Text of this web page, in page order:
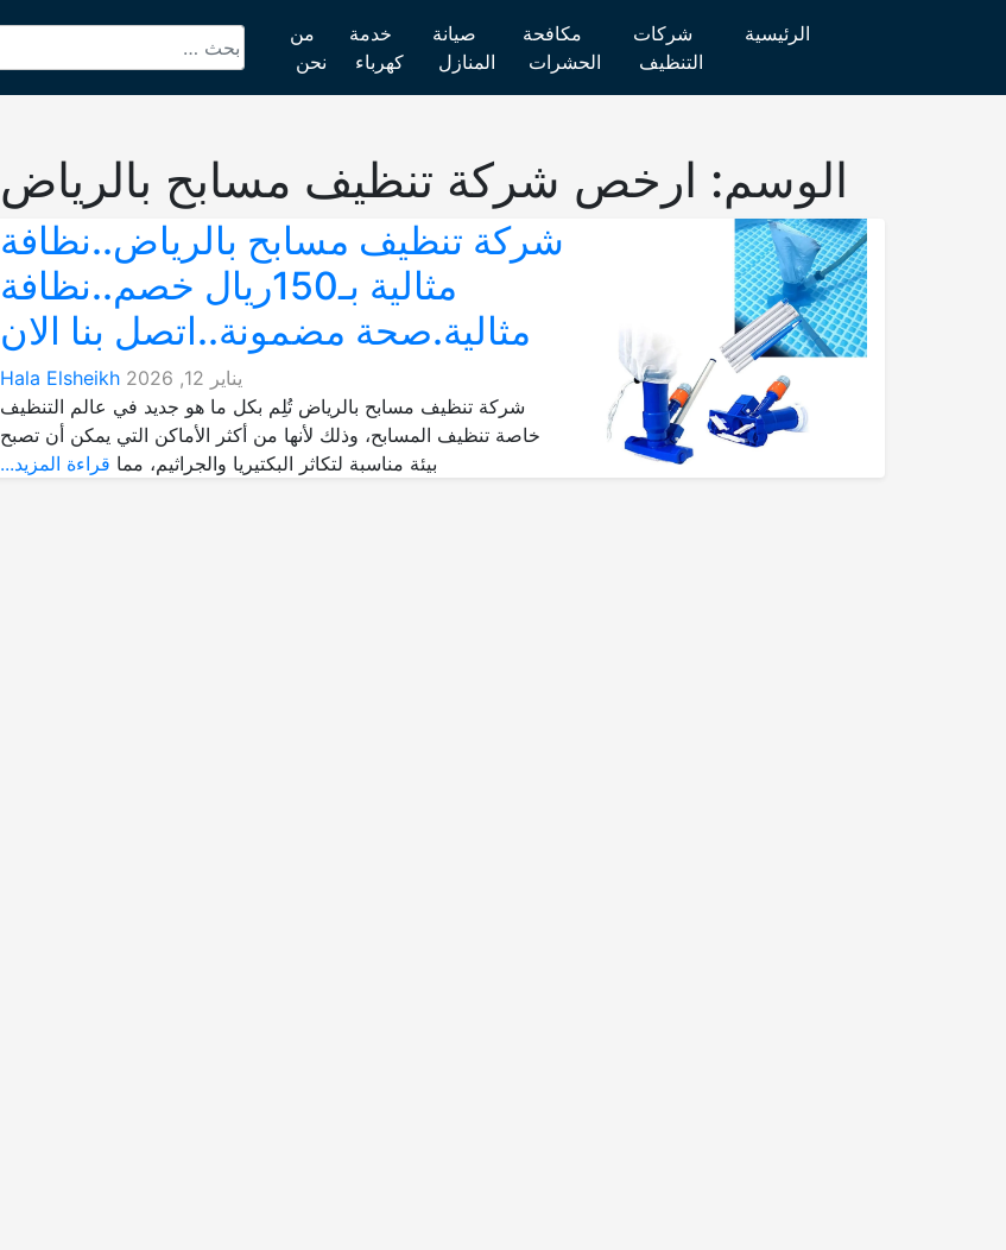
الرئيسية
شركات
التنظيف
مكافحة
الحشرات
صيانة
المنازل
خدمة
كهرباء
من
نحن
الوسم: ارخص شركة تنظيف مسابح بالرياض
شركة تنظيف مسابح بالرياض..نظافة
مثالية بـ150ريال خصم..نظافة
مثالية.صحة مضمونة..اتصل بنا الان
يناير 12, 2026
Hala Elsheikh
شركة تنظيف مسابح بالرياض تُلِم بكل ما هو جديد في عالم التنظيف
خاصة تنظيف المسابح، وذلك لأنها من أكثر الأماكن التي يمكن أن تصبح
بيئة مناسبة لتكاثر البكتيريا والجراثيم، مما قراءة المزيد...